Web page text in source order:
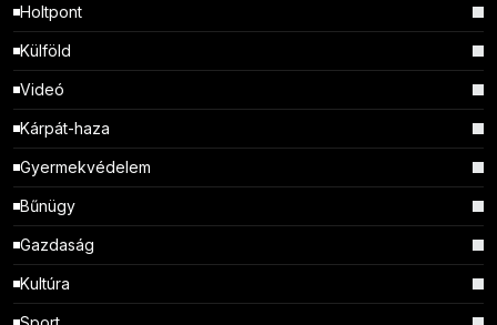
Holtpont
Külföld
Videó
Kárpát-haza
Gyermekvédelem
Bűnügy
Gazdaság
Kultúra